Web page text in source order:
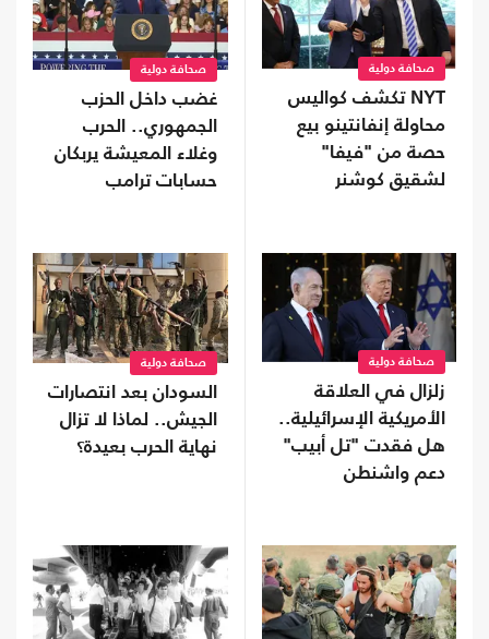
صحافة دولية
NYT تكشف كواليس
محاولة إنفانتينو بيع
حصة من "فيفا"
لشقيق كوشنر
صحافة دولية
غضب داخل الحزب
الجمهوري.. الحرب
وغلاء المعيشة يربكان
حسابات ترامب
صحافة دولية
زلزال في العلاقة
الأمريكية الإسرائيلية..
هل فقدت "تل أبيب"
دعم واشنطن
صحافة دولية
السودان بعد انتصارات
الجيش.. لماذا لا تزال
نهاية الحرب بعيدة؟